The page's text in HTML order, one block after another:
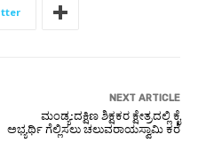
NEXT ARTICLE
ಮಂಡ್ಯ:ದಕ್ಷಿಣ ಶಿಕ್ಷಕರ ಕ್ಷೇತ್ರದಲ್ಲಿ ಕೈ
ಅಭ್ಯರ್ಥಿ ಗೆಲ್ಲಿಸಲು ಚಲುವರಾಯಸ್ವಾಮಿ ಕರೆ